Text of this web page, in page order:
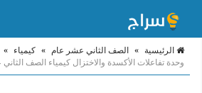
الرئيسية » الصف الثاني عشر عام » كيمياء »
وحدة تفاعلات الأكسدة والاختزال كيمياء الصف